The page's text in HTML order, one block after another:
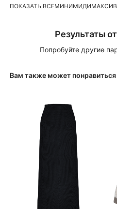
ПОКАЗАТЬ ВСЕМИНИМИДИМАКСИ
Результаты
Попробуйте другие
Вам также может понравиться